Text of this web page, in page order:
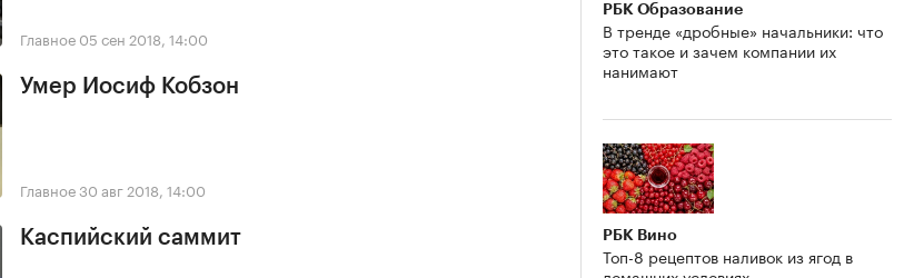
Главное 05 сен 2018, 14:00
Умер Иосиф Кобзон
Главное30 авг 2018, 14:00
Каспийский саммит
РБК Образование
В тренде «дробные» начальники: что
это такое и зачем компании их
нанимают
РБК Вино
Топ-8 рецептов наливок из ягод в